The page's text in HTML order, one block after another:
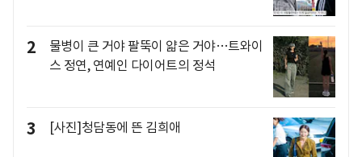
2
물병이 큰 거야 팔뚝이 얇은 거야…트와이
스 정연, 연예인 다이어트의 정석
3 [사진]청담동에 뜬 김희애